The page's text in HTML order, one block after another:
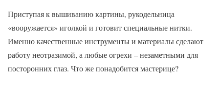
Приступая к вышиванию картины, рукодельница
«вооружается» иголкой и готовит специальные нитки.
Именно качественные инструменты и материалы сделают
работу неотразимой, а любые огрехи – незаметными для
посторонних глаз. Что же понадобится мастерице?